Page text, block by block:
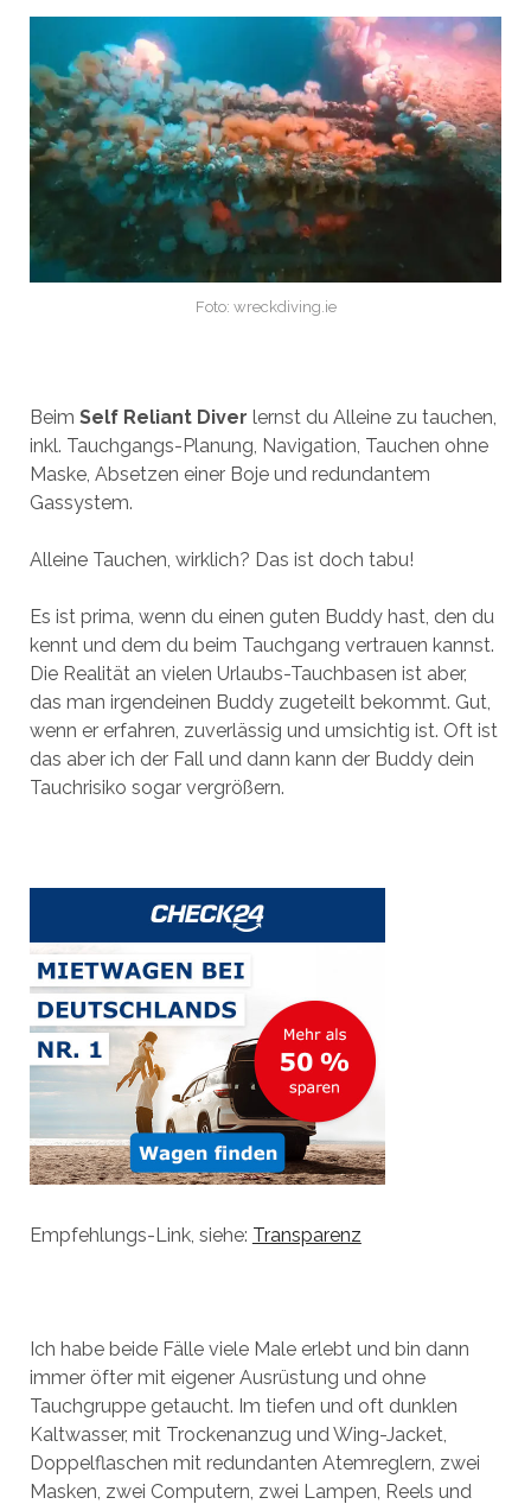
Foto: wreckdiving.ie
Beim Self Reliant Diver lernst du Alleine zu tauchen,
inkl. Tauchgangs-Planung, Navigation, Tauchen ohne
Maske, Absetzen einer Boje und redundantem
Gassystem.
Alleine Tauchen, wirklich? Das ist doch tabu!
Es ist prima, wenn du einen guten Buddy hast, den du
kennt und dem du beim Tauchgang vertrauen kannst.
Die Realität an vielen Urlaubs-Tauchbasen ist aber,
das man irgendeinen Buddy zugeteilt bekommt. Gut,
wenn er erfahren, zuverlässig und umsichtig ist. Oft ist
das aber ich der Fall und dann kann der Buddy dein
Tauchrisiko sogar vergrößern.
Empfehlungs-Link, siehe: Transparenz
Ich habe beide Fälle viele Male erlebt und bin dann
immer öfter mit eigener Ausrüstung und ohne
Tauchgruppe getaucht. Im tiefen und oft dunklen
Kaltwasser, mit Trockenanzug und Wing-Jacket,
Doppelflaschen mit redundanten Atemreglern, zwei
Masken, zwei Computern, zwei Lampen, Reels und